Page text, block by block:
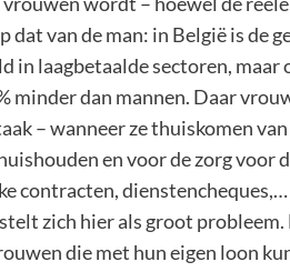
dat van de man: in België is de
in laagbetaalde sectoren,
minder dan mannen. Daar
– wanneer ze thuiskomen
en voor de zorg
contracten,
zich hier als groot
die met hun eigen loon